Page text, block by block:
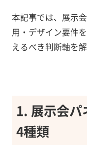
本記事では、展示
用・デザイン要件
えるべき判断軸を解
1. 展示会
4種類